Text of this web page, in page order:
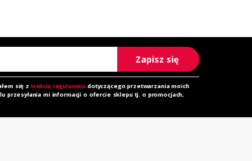
Zapisz się
się z treścią regulaminu dotyczącego przetwarzania moich
przesyłania mi informacji o ofercie sklepu tj. o promocjach,